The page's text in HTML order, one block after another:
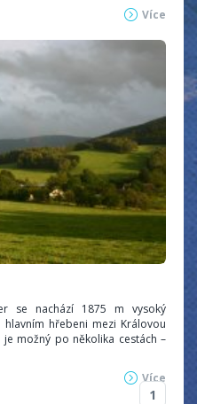
Více
se nachází 1875 m vysoký
hřebeni mezi Královou
možný po několika cestách –
Více
1